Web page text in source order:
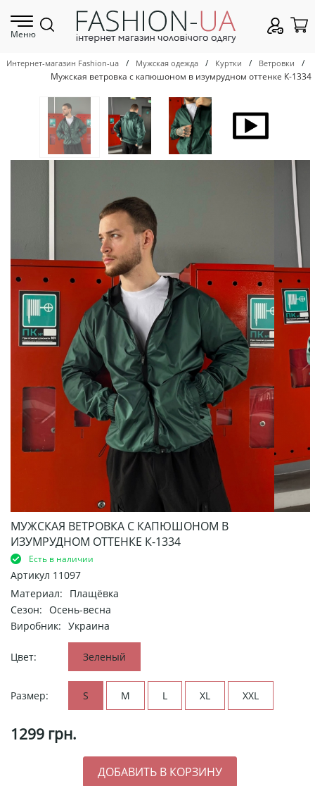
Меню
Интернет-магазин Fashion-ua / Мужская одежда / Куртки / Ветровки
/
Мужская ветровка с капюшоном в изумрудном оттенке К-1334
МУЖСКАЯ ВЕТРОВКА С КАПЮШОНОМ В
ИЗУМРУДНОМ ОТТЕНКЕ К-1334
Есть в наличии
Артикул 11097
Материал:
Плащёвка
Сезон: Осень-весна
Виробник: Украина
Цвет: Зеленый
Размер: S M L XL XXL
1299 грн.